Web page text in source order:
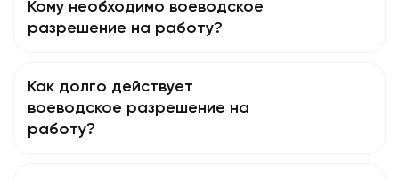
Кому необходимо воеводское
разрешение на работу?
Как долго действует
воеводское разрешение на
работу?